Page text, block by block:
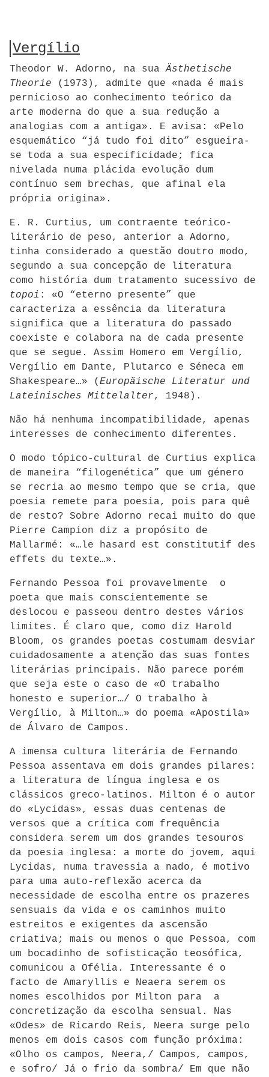
Vergílio
Theodor W. Adorno, na suaÄsthetische
Theorie (1973), admite que «nada é mais
pernicioso ao conhecimento teórico da
arte moderna do que a sua redução a
analogias com a antiga». E avisa: «Pelo
esquemático “já tudo foi dito” esgueira-
se toda a sua especificidade; fica
nivelada numa plácida evolução dum
contínuo sem brechas, que afinal ela
própria origina».
E. R. Curtius, um contraente teórico-
literário de peso, anterior a Adorno,
tinha considerado a questão doutro modo,
segundo a sua concepção de literatura
como história dum tratamento sucessivo de
topoi : «O “eterno presente” que
caracteriza a essência da literatura
significa que a literatura do passado
coexiste e colabora na de cada presente
que se segue. Assim Homero em Vergílio,
Vergílio em Dante, Plutarco e Séneca em
Shakespeare…» ( Europäische Literatur und
Lateinisches Mittelalter, 1948).
Não há nenhuma incompatibilidade, apenas
interesses de conhecimento diferentes.
O modo tópico-cultural de Curtius explica
de maneira “filogenética” que um género
se recria ao mesmo tempo que se cria, que
poesia remete para poesia, pois para quê
de resto? Sobre Adorno recai muito do que
Pierre Campion diz a propósito de
Mallarmé: «…le hasard est constitutif des
effets du texte…».
Fernando Pessoa foi provavelmente o
poeta que mais conscientemente se
deslocou e passeou dentro destes vários
limites. É claro que, como diz Harold
Bloom, os grandes poetas costumam desviar
cuidadosamente a atenção das suas fontes
literárias principais. Não parece porém
que seja este o caso de «O trabalho
honesto e superior…/ O trabalho à
Vergílio, à Milton…» do poema «Apostila»
de Álvaro de Campos.
A imensa cultura literária de Fernando
Pessoa assentava em dois grandes pilares:
a literatura de língua inglesa e os
clássicos greco-latinos. Milton é o autor
do «Lycidas», essas duas centenas de
versos que a crítica com frequência
considera serem um dos grandes tesouros
da poesia inglesa: a morte do jovem, aqui
Lycidas, numa travessia a nado, é motivo
para uma auto-reflexão acerca da
necessidade de escolha entre os prazeres
sensuais da vida e os caminhos muito
estreitos e exigentes da ascensão
criativa; mais ou menos o que Pessoa, com
um bocadinho de sofisticação teosófica,
comunicou a Ofélia. Interessante é o
facto de Amaryllis e Neaera serem os
nomes escolhidos por Milton para a
concretização da escolha sensual. Nas
«Odes» de Ricardo Reis, Neera surge pelo
menos em dois casos com função próxima:
«Olho os campos, Neera,/ Campos, campos,
e sofro/ Já o frio da sombra/ Em que não